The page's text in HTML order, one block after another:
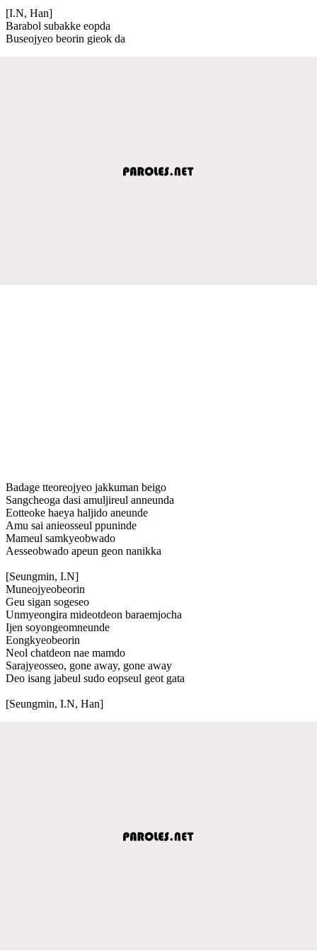
[I.N, Han]
Barabol subakke eopda
Buseojyeo beorin gieok da
Badage tteoreojyeo jakkuman beigo
Sangcheoga dasi amuljireul anneunda
Eotteoke haeya haljido aneunde
Amu sai anieosseul ppuninde
Mameul samkyeobwado
Aesseobwado apeun geon nanikka
[Seungmin, I.N]
Muneojyeobeorin
Geu sigan sogeseo
Unmyeongira mideotdeon baraemjocha
Ijen soyongeomneunde
Eongkyeobeorin
Neol chatdeon nae mamdo
Sarajyeosseo, gone away, gone away
Deo isang jabeul sudo eopseul geot gata
[Seungmin, I.N, Han]